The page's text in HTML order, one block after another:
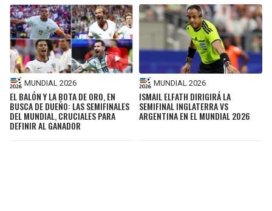
MUNDIAL 2026
EL BALÓN Y LA BOTA DE ORO, EN
BUSCA DE DUEÑO: LAS SEMIFINALES
DEL MUNDIAL, CRUCIALES PARA
DEFINIR AL GANADOR
MUNDIAL 2026
ISMAIL ELFATH DIRIGIRÁ LA
SEMIFINAL INGLATERRA VS
ARGENTINA EN EL MUNDIAL 2026